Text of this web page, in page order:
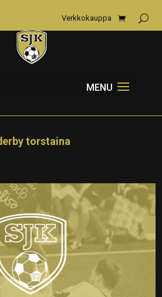
Verkkokauppa
torstaina